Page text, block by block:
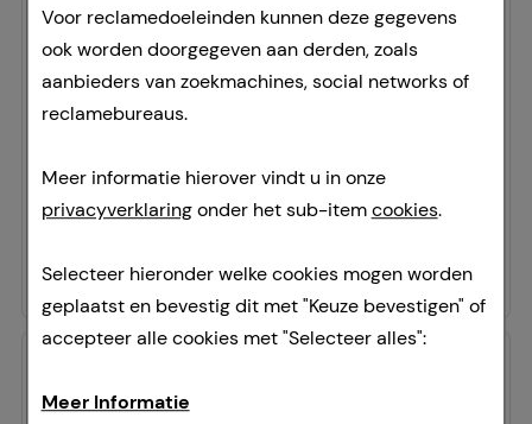
Voor reclamedoeleinden kunnen deze gegevens
ook worden doorgegeven aan derden, zoals
aanbieders van zoekmachines, social networks of
reclamebureaus.
Meer informatie hierover vindt u in onze
privacyverklaringonder het sub-itemcookies.
Selecteer hieronder welke cookies mogen worden
geplaatst en bevestig dit met "Keuze bevestigen" of
accepteer alle cookies met "Selecteer alles":
Meer Informatie
ALKERAN 50 mg i.v. Trockensubstanz
m.Lösungsm.
Aspen Germany GmbH
04529192
Tijdelijk niet leverbaar.
51,27 €¹